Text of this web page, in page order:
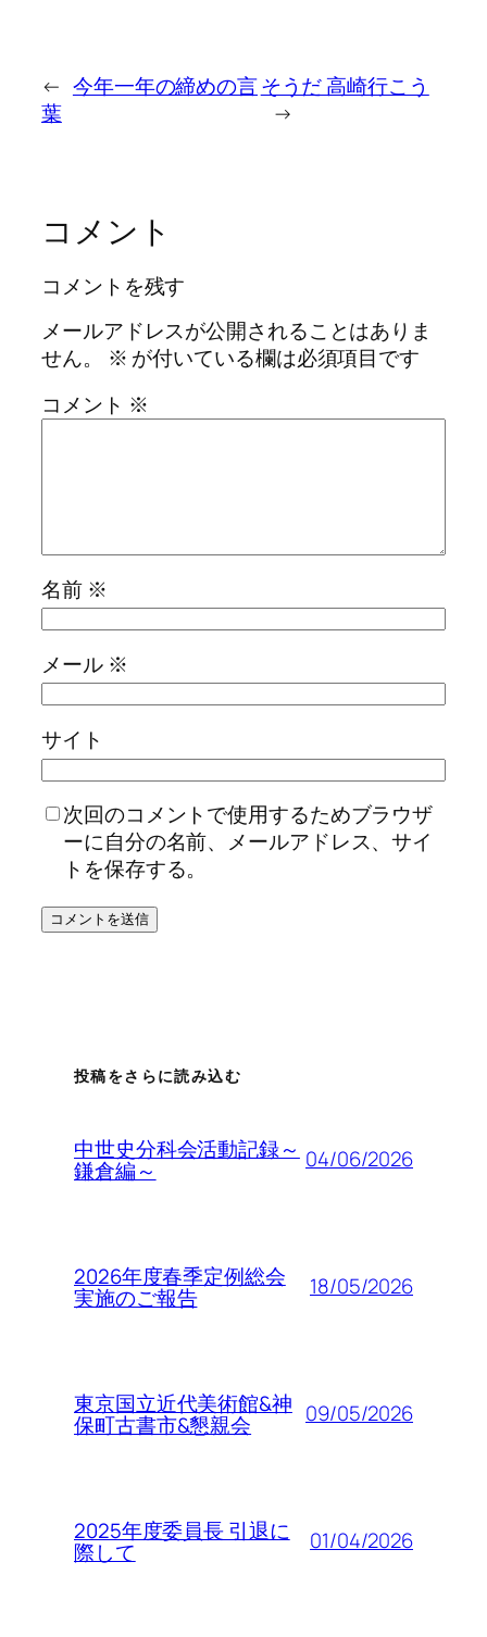
← 今年一年の締めの言
葉
そうだ 高崎行こう
→
コメント
コメントを残す
メールアドレスが公開されることはありま
せん。
※ が付いている欄は必須項目です
コメント ※
名前 ※
メール ※
サイト
次回のコメントで使用するためブラウザ
ーに自分の名前、メールアドレス、サイ
トを保存する。
投稿をさらに読み込む
中世史分科会活動記録～
鎌倉編～ 04/06/2026
2026年度春季定例総会
実施のご報告 18/05/2026
東京国立近代美術館&神
保町古書市&懇親会 09/05/2026
2025年度委員長 引退に
際して 01/04/2026